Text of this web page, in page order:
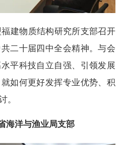
建物质结构研究所支部召开
二十届四中全会精神。与会
平科技自立自强、引领发展
如何更好发挥专业优势、积
。
海洋与渔业局支部